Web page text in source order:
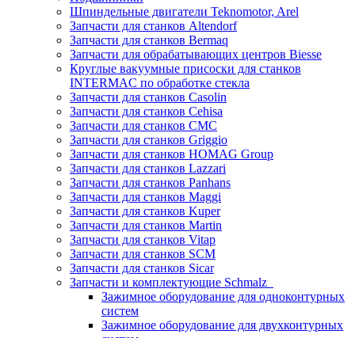
Шпиндельные двигатели Teknomotor, Arel
Запчасти для станков Altendorf
Запчасти для станков Bermaq
Запчасти для обрабатывающих центров Biesse
Круглые вакуумные присоски для станков
INTERMAC по обработке стекла
Запчасти для станков Casolin
Запчасти для станков Cehisa
Запчасти для станков CMC
Запчасти для станков Griggio
Запчасти для станков HOMAG Group
Запчасти для станков Lazzari
Запчасти для станков Panhans
Запчасти для станков Maggi
Запчасти для станков Kuper
Запчасти для станков Martin
Запчасти для станков Vitap
Запчасти для станков SCM
Запчасти для станков Sicar
Запчасти и комплектующие Schmalz
Зажимное оборудование для одноконтурных
систем
Зажимное оборудование для двухконтурных